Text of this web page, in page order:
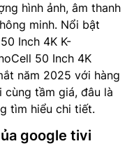
hình ảnh, âm thanh
minh. Nổi bật
Inch 4K K-
50 Inch 4K
năm 2025 với hàng
cùng tầm giá, đâu là
tìm hiểu chi tiết.
google tivi